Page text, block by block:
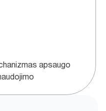
apsaugo